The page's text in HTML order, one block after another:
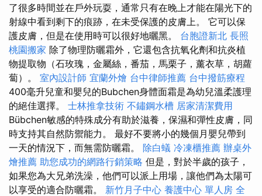
了很多時間並在戶外玩耍，通常只有在晚上才能在陽光下的
射線中看到剩下的痕跡，在未受保護的皮膚上。 它可以保
護皮膚，但是在使用時可以很好地曬黑。 台胞證新北 長照
桃園搬家 除了物理防曬霜外，它還包含抗氧化劑和抗炎植
物提取物（石玫瑰，金屬絲，番茄，馬栗子，薰衣草，胡蘿
蔔）。 室內設計師 宜蘭外燴 台中律師推薦 台中撥筋療程
400毫升兒童和嬰兒的Bubchen身體面霜是為幼兒溫柔護理
的絕佳選擇。 士林推拿技術 不鏽鋼水槽 居家清潔費用
Bübchen敏感的特殊成分有助於滋養，保濕和彈性皮膚，同
時支持其自然防禦能力。 最好不要將小的幾個月嬰兒帶到
一天的情況下，而無需防曬霜。 除白蟻 冷凍櫃推薦 辦桌外
燴推薦 助您成功的網路行銷策略 但是，對於半歲的孩子，
如果您為大兄弟洗澡，他們可以派上用場，讓他們為太陽可
以享受的適合防曬霜。 新竹月子中心 養護中心 單人房 全